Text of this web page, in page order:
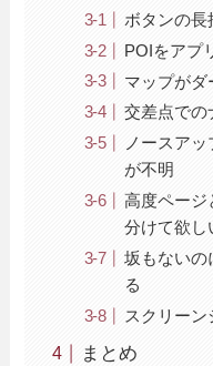
ボタンの長
POIをアプ
マップがダ
交差点での
ノースア
が不明
高度ページ
分けて欲し
坂もないの
る
スクリー
まとめ